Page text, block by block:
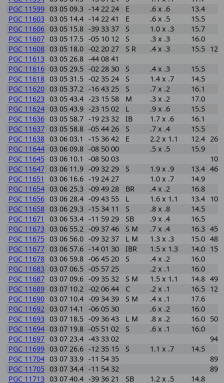
PGC 11599 03 05 09.3 -14 22 24 E .6 x .6
13.4
PGC 11603 03 05 14.4 -14 22 41 E .6 x .5
15.5
PGC 11606 03 05 15.8 -39 33 37 S 1.0 x .3
15.7
PGC 11607 03 05 17.5 -05 10 12 S .3 x .3
16.0
PGC 11608 03 05 18.0 -02 20 27 S R .4 x .3 15.5
PGC 11613 03 05 26.8 -44 08 41
PGC 11616 03 05 29.5 -02 28 30 S .4 x .3
15.5
PGC 11618 03 05 31.5 -02 35 24 S 1.4 x .7
14.5
PGC 11620 03 05 37.2 -16 43 25 S .7 x .2
16.1
PGC 11623 03 05 43.4 -23 15 58 M .3 x .2
17.0
PGC 11624 03 05 43.9 -23 15 02 L .9 x .6
15.5
PGC 11636 03 05 58.7 -19 23 32 IB 1.7 x .6
16.1
PGC 11637 03 05 58.8 -05 44 26 S .7 x .4
15.5
PGC 11638 03 06 03.1 -15 36 42 E 2.2 x 1.1 12.4
PGC 11644 03 06 09.8 -08 50 00 .5 x .5
15.9
PGC 11645 03 06 10.1 -08 50 03
PGC 11647 03 06 11.9 -09 32 29 S 1.9 x .9 13.4
PGC 11651
03 06 16.6 -19 24 27 1.0 x .7
14.9
PGC 11654 03 06 25.3 -09 49 28 BR .4 x .2
16.8
PGC 11656 03 06 28.4 -09 43 55 L 1.6 x 1.1 13.4
PGC 11658 03 06 29.3 -15 34 11 S .8 x .8
14.5
PGC 11671
03 06 53.4 -11 59 29 SB .9 x .4
16.5
PGC 11673 03 06 55.2 -09 37 46 S M .7 x .4 16.3
PGC 11675 03 06 56.0 -09 32 37 L M 1.3 x .3 15.0
PGC 11677 03 06 57.6 -14 01 30 IBR 1.5 x 1.3 14.0
PGC 11678 03 06 59.8 -06 45 20 S .4 x .2
16.0
PGC 11683 03 07 06.5 -05 57 25 .2 x .1
16.0
PGC 11687 03 07 09.6 -09 35 32 S M 1.5 x 1.1 14.8
PGC 11689 03 07 10.2 -02 06 44 C .2 x .1 16.5
PGC 11690 03 07 10.4 -09 34 39 S M .4 x .1
17.6
PGC 11692 03 07 14.1 -06 05 30 .6 x .2
16.0
PGC 11693 03 07 18.5 -09 36 43 L M .8 x .2 16.0
PGC 11694 03 07 19.8 -05 51 02 S .6 x .1
16.0
PGC 11697 03 07 23.4 -43 33 02
PGC 11699 03 07 26.6 -12 35 15 S 1.1 x .7
14.5
PGC 11704 03 07 33.9 -11 54 35
PGC 11705 03 07 34.4 -11 54 32
PGC 11713 03 07 40.4 -39 36 21 SB 1.2 x .5
14.8